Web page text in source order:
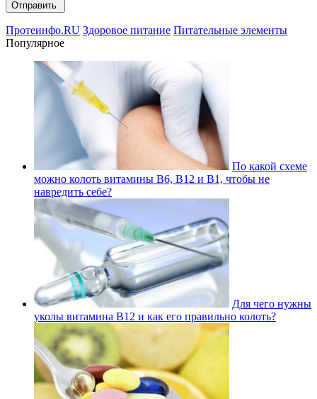
Протеинфо.RU Здоровое питание Питательные элементы
Популярное
По какой схеме
можно колоть витамины В6, В12 и В1, чтобы не
навредить себе?
Для чего нужны
уколы витамина В12 и как его правильно колоть?